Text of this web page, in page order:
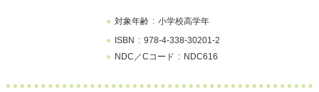
対象年齢
小学校高学年
ISBN
978-4-338-30201-2
NDC／Cコード
NDC616